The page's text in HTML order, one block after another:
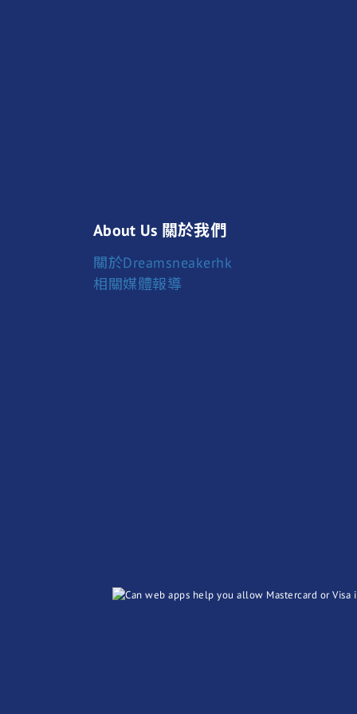
About Us 關於我們
關於Dreamsneakerhk
相關媒體報導